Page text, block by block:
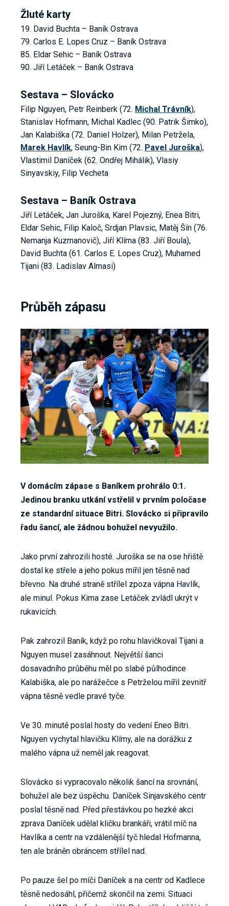
Žluté karty
19. David Buchta – Baník Ostrava
79. Carlos E. Lopes Cruz – Baník Ostrava
85. Eldar Sehic – Baník Ostrava
90. Jiří Letáček – Baník Ostrava
Sestava – Slovácko
Filip Nguyen, Petr Reinberk (72. Michal Trávník),
Stanislav Hofmann, Michal Kadlec (90. Patrik Šimko),
Jan Kalabiška (72. Daniel Holzer), Milan Petržela,
Marek Havlík, Seung-Bin Kim (72. Pavel Juroška),
Vlastimil Daníček (62. Ondřej Mihálik), Vlasiy
Sinyavskiy, Filip Vecheta
Sestava – Baník Ostrava
Jiří Letáček, Jan Juroška, Karel Pojezný, Enea Bitri,
Eldar Sehic, Filip Kaloč, Srdjan Plavsic, Matěj Šín (76.
Nemanja Kuzmanovič), Jiří Klíma (83. Jiří Boula),
David Buchta (61. Carlos E. Lopes Cruz), Muhamed
Tijani (83. Ladislav Almasi)
Průběh zápasu
V domácím zápase s Baníkem prohrálo 0:1.
Jedinou branku utkání vstřelil v prvním poločase
ze standardní situace Bitri. Slovácko si připravilo
řadu šancí, ale žádnou bohužel nevyužilo.
Jako první zahrozili hosté. Juroška se na ose hřiště
dostal ke střele a jeho pokus mířil jen těsně nad
břevno. Na druhé straně střílel zpoza vápna Havlík,
ale minul. Pokus Kima zase Letáček zvládl ukrýt v
rukavicích.
Pak zahrozil Baník, když po rohu hlavičkoval Tijani a
Nguyen musel zasáhnout. Největší šanci
dosavadního průběhu měl po slabé půlhodince
Kalabiška, ale po narážečce s Petrželou mířil zevnitř
vápna těsně vedle pravé tyče.
Ve 30. minutě poslal hosty do vedení Eneo Bitri.
Nguyen vychytal hlavičku Klímy, ale na dorážku z
malého vápna už neměl jak reagovat.
Slovácko si vypracovalo několik šancí na srovnání,
bohužel ale bez úspěchu. Daníček Sinjavského centr
poslal těsně nad. Před přestávkou po hezké akci
zprava Daníček udělal kličku brankáři, vrátil míč na
Havlíka a centr na vzdálenější tyč hledal Hofmanna,
ten ale bráněn obráncem střílel nad.
Po pauze šel po míči Daníček a na centr od Kadlece
těsně nedosáhl, přičemž skončil na zemi. Situaci